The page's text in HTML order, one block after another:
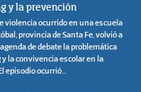
y la prevención
violencia ocurrido en una escuela
provincia de Santa Fe, volvió a
de debate la problemática
la convivencia escolar en la
episodio ocurrió...